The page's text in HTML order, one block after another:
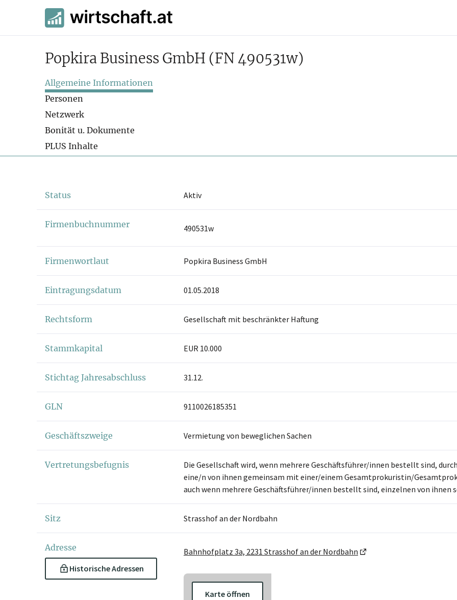
Popkira Business GmbH (FN 490531w)
Allgemeine Informationen
Personen
Netzwerk
Bonität u. Dokumente
PLUS Inhalte
Status Aktiv
Firmenbuchnummer 490531w
Firmenwortlaut Popkira Business GmbH
Eintragungsdatum 01.05.2018
Rechtsform Gesellschaft mit beschränkter Haftung
Stammkapital EUR 10.000
Stichtag Jahresabschluss 31.12.
GLN 9110026185351
Geschäftszweige Vermietung von beweglichen Sachen
Vertretungsbefugnis
Die Gesellschaft wird, wenn mehrere Geschäftsführer/innen bestellt sind,
eine/n von ihnen gemeinsam mit einer/einem Gesamtprokuristin/
auch wenn mehrere Geschäftsführer/innen bestellt sind, einzelnen von
Sitz Strasshof an der Nordbahn
Adresse
Historische Adressen
Bahnhofplatz 3a, 2231 Strasshof an der Nordbahn
Karte öffnen